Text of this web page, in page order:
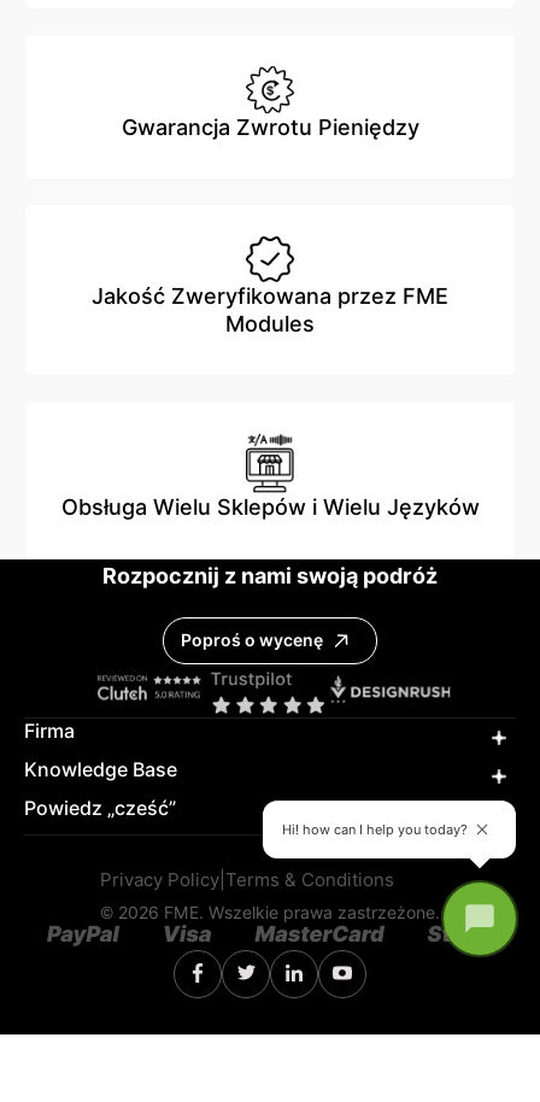
Gwarancja Zwrotu Pieniędzy
Jakość Zweryfikowana przez FME
Modules
Obsługa Wielu Sklepów i Wielu Języków
Rozpocznij z nami swoją podróż
Poproś o wycenę
Firma
Knowledge Base
Powiedz „cześć”
Hi! how can I help you today?
Privacy Policy Terms & Conditions
© 2026 FME. Wszelkie prawa zastrzeżone.